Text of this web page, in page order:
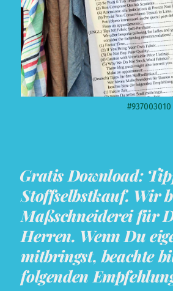
Gratis Download:
Stoffselbstkauf. Wir
Maßschneiderei für
Herren. Wenn Du
mitbringst, beachte
folgenden